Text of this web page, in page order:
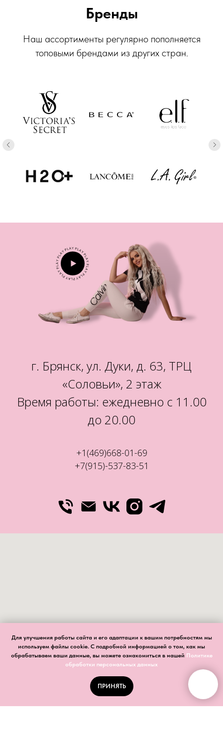
Бренды
Наш ассортименты регулярно пополняется
топовыми брендами из других стран.
г. Брянск, ул. Дуки, д. 63, ТРЦ
«Соловьи», 2 этаж
Время работы: ежедневно с 11.00
до 20.00
+1(469)668-01-69
+7(915)-537-83-51
Для улучшения работы сайта и его адаптации к вашим потребностям мы
используем файлы cookie. С подробной информацией о том, как мы
обрабатываем ваши данные, вы можете ознакомиться в нашей Политике
обработки персональных данных
ПРИНЯТЬ